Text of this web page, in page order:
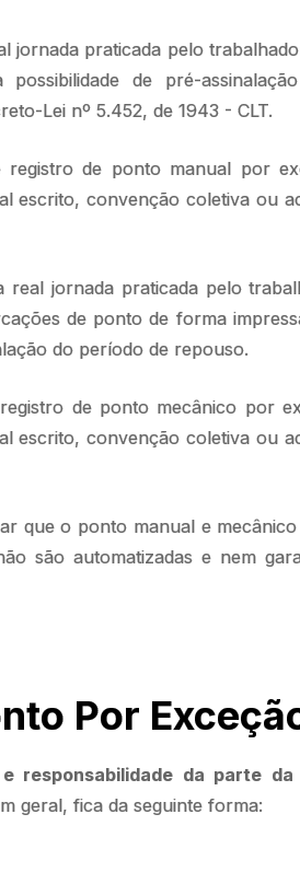
jornada praticada pelo
de pré-
Lei nº 5.452, de 1943 - CLT.
de ponto manual por
escrito, convenção coletiva ou
jornada praticada pelo
de ponto de forma
do período de repouso.
de ponto mecânico por
escrito, convenção coletiva ou
que o ponto manual e
são automatizadas e nem
Por
responsabilidade da parte da
geral, fica da seguinte forma: